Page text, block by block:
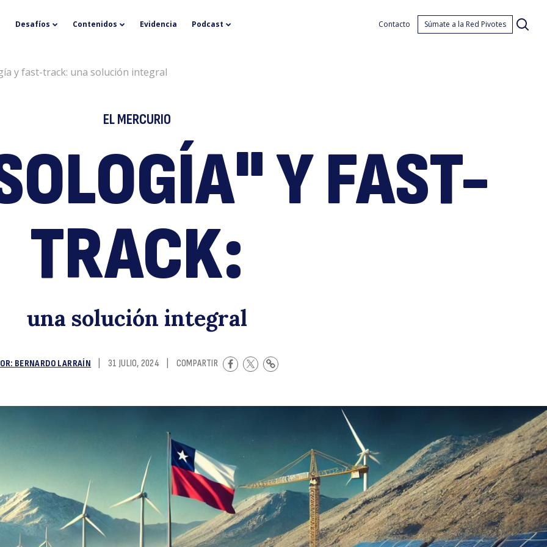
y
fast-
Desafíos Contenidos Evidencia Podcast Contacto Súmate a la Red Pivotes
y fast-track: una solución integral
EL MERCURIO
Y FAST-
TRACK:
una solución integral
BERNARDO LARRAÍN 31 JULIO, 2024 COMPARTIR